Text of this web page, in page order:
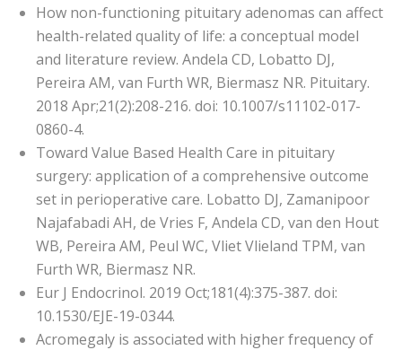
How non-functioning pituitary adenomas can affect
health-related quality of life: a conceptual model
and literature review. Andela CD, Lobatto DJ,
Pereira AM, van Furth WR, Biermasz NR. Pituitary.
2018 Apr;21(2):208-216. doi: 10.1007/s11102-017-
0860-4.
Toward Value Based Health Care in pituitary
surgery: application of a comprehensive outcome
set in perioperative care. Lobatto DJ, Zamanipoor
Najafabadi AH, de Vries F, Andela CD, van den Hout
WB, Pereira AM, Peul WC, Vliet Vlieland TPM, van
Furth WR, Biermasz NR.
Eur J Endocrinol. 2019 Oct;181(4):375-387. doi:
10.1530/EJE-19-0344.
Acromegaly is associated with higher frequency of